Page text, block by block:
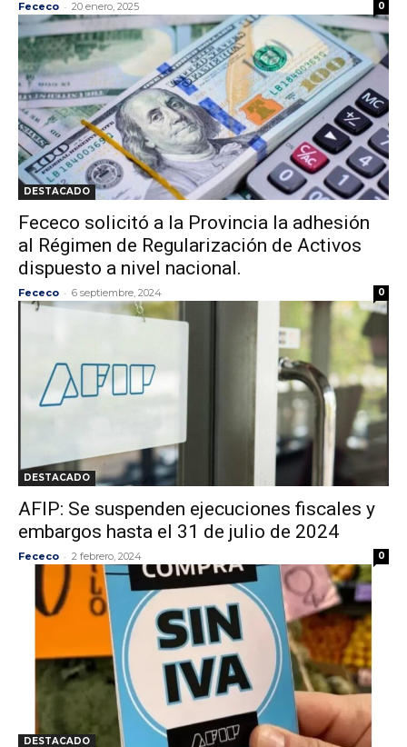
Fececo - 20 enero, 2025 0
DESTACADO
Fececo solicitó a la Provincia la adhesión
al Régimen de Regularización de Activos
dispuesto a nivel nacional.
Fececo - 6 septiembre, 2024 0
DESTACADO
AFIP: Se suspenden ejecuciones fiscales y
embargos hasta el 31 de julio de 2024
Fececo - 2 febrero, 2024 0
DESTACADO